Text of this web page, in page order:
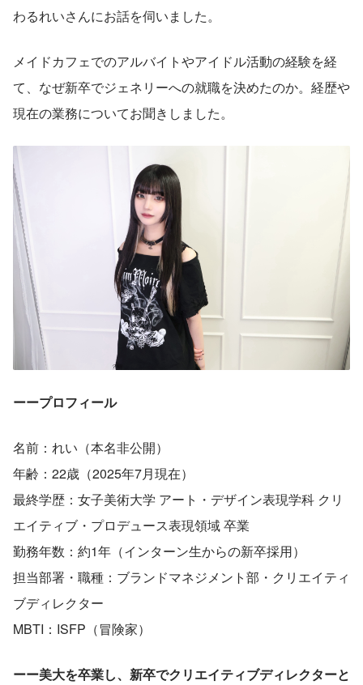
わるれいさんにお話を伺いました。
メイドカフェでのアルバイトやアイドル活動の経験を経
て、なぜ新卒でジェネリーへの就職を決めたのか。経歴や
現在の業務についてお聞きしました。
ーープロフィール
名前：れい（本名非公開）
年齢：22歳（2025年7月現在）
最終学歴：女子美術大学 アート・デザイン表現学科 クリ
エイティブ・プロデュース表現領域 卒業
勤務年数：約1年（インターン生からの新卒採用）
担当部署・職種：ブランドマネジメント部・クリエイティ
ブディレクター
MBTI：ISFP（冒険家）
ーー美大を卒業し、新卒でクリエイティブディレクターと